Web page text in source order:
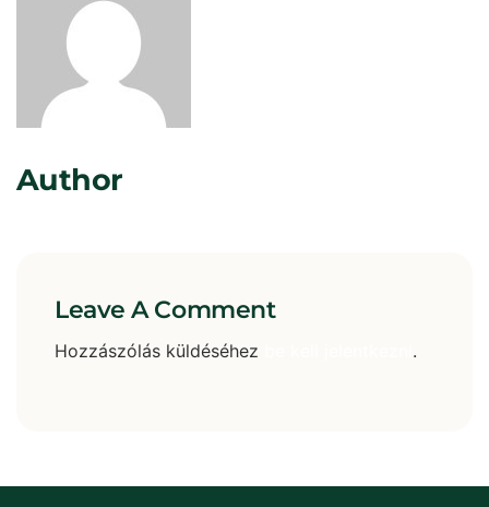
Author
Leave A Comment
Hozzászólás küldéséhez .